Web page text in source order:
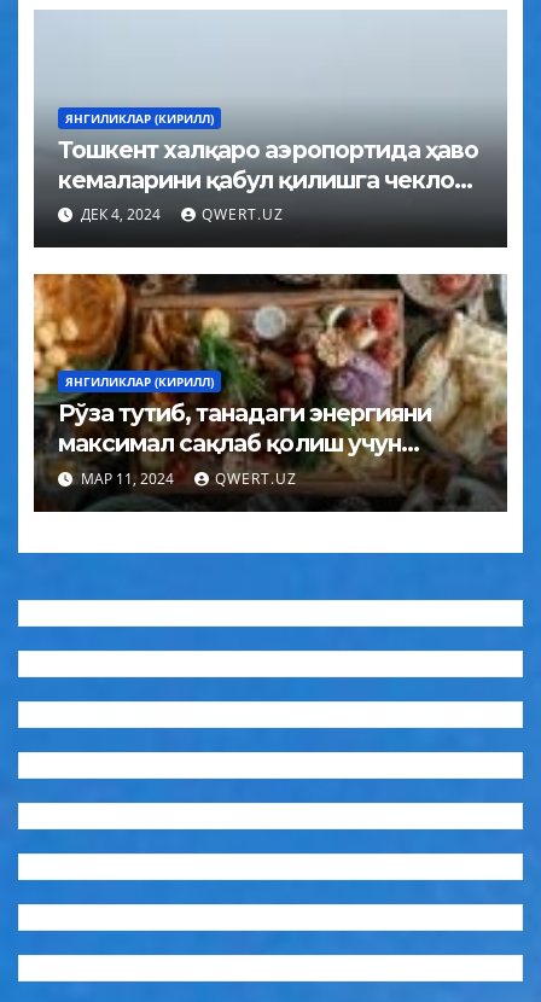
ЯНГИЛИКЛАР (КИРИЛЛ)
Тошкент халқаро аэропортида ҳаво
кемаларини қабул қилишга чеклов
ўрнатилди
ДЕК 4, 2024 QWERT.UZ
ЯНГИЛИКЛАР (КИРИЛЛ)
Рўза тутиб, танадаги энергияни
максимал сақлаб қолиш учун
қандай овқатланиши керак?
МАР 11, 2024 QWERT.UZ